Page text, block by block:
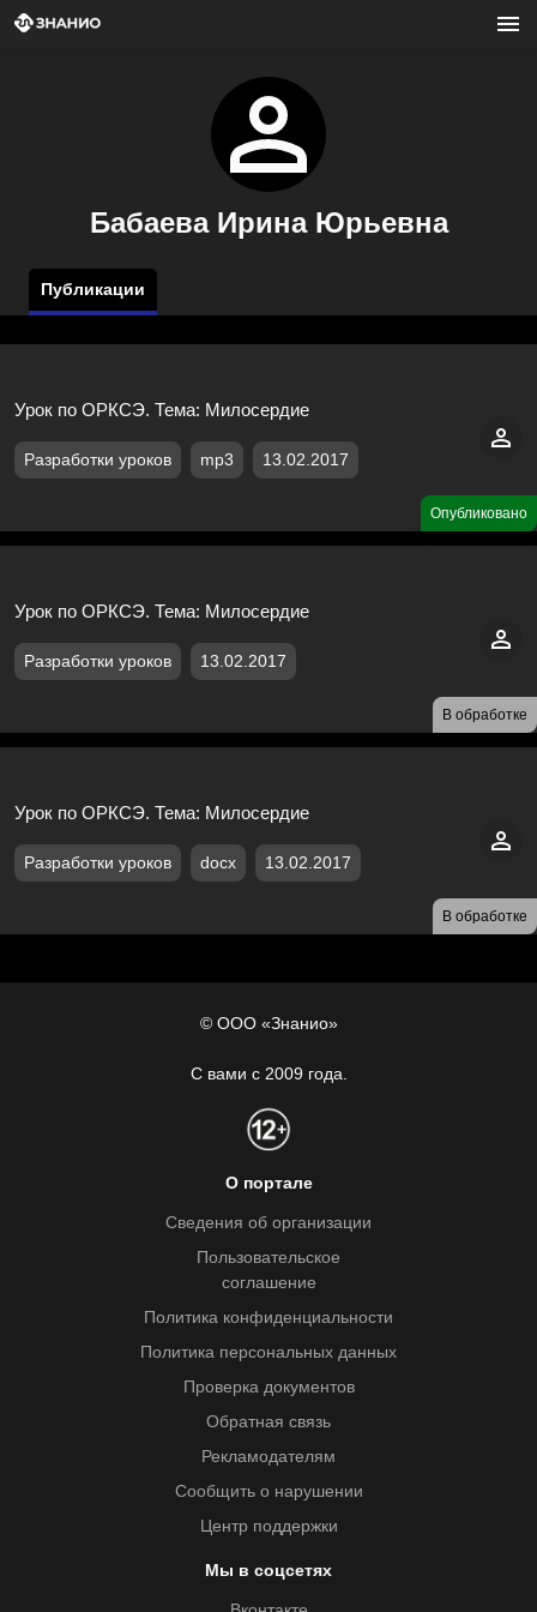
Бабаева Ирина Юрьевна
Публикации
Опубликовано
Урок по ОРКСЭ. Тема: Милосердие
Разработки уроков mp3 13.02.2017
В обработке
Урок по ОРКСЭ. Тема: Милосердие
Разработки уроков 13.02.2017
В обработке
Урок по ОРКСЭ. Тема: Милосердие
Разработки уроков docx 13.02.2017
© ООО «Знанио»
С вами с 2009 года.
О портале
Сведения об организации
Пользовательское
соглашение
Политика конфиденциальности
Политика персональных данных
Проверка документов
Обратная связь
Рекламодателям
Сообщить о нарушении
Центр поддержки
Мы в соцсетях